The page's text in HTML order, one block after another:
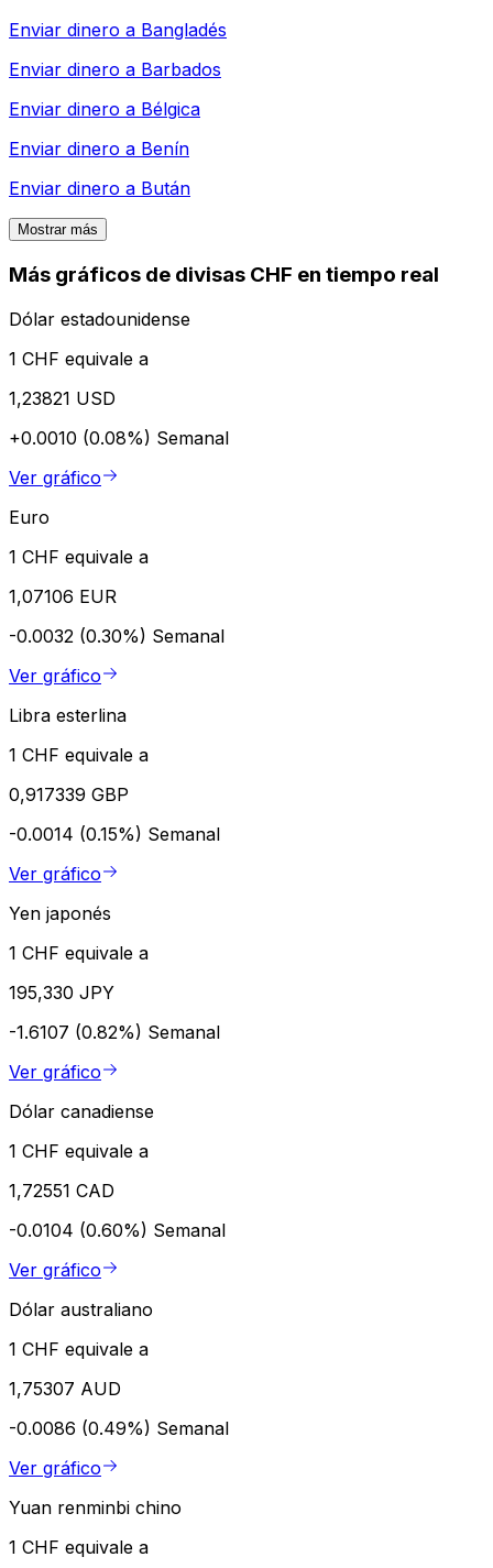
Enviar dinero a Bangladés
Enviar dinero a Barbados
Enviar dinero a Bélgica
Enviar dinero a Benín
Enviar dinero a Bután
Mostrar más
Más gráficos de divisas CHF en tiempo real
Dólar estadounidense
1 CHF equivale a
1,23821 USD
+0.0010 (0.08%) Semanal
Ver gráfico
Euro
1 CHF equivale a
1,07106 EUR
-0.0032 (0.30%) Semanal
Ver gráfico
Libra esterlina
1 CHF equivale a
0,917339 GBP
-0.0014 (0.15%) Semanal
Ver gráfico
Yen japonés
1 CHF equivale a
195,330 JPY
-1.6107 (0.82%) Semanal
Ver gráfico
Dólar canadiense
1 CHF equivale a
1,72551 CAD
-0.0104 (0.60%) Semanal
Ver gráfico
Dólar australiano
1 CHF equivale a
1,75307 AUD
-0.0086 (0.49%) Semanal
Ver gráfico
Yuan renminbi chino
1 CHF equivale a